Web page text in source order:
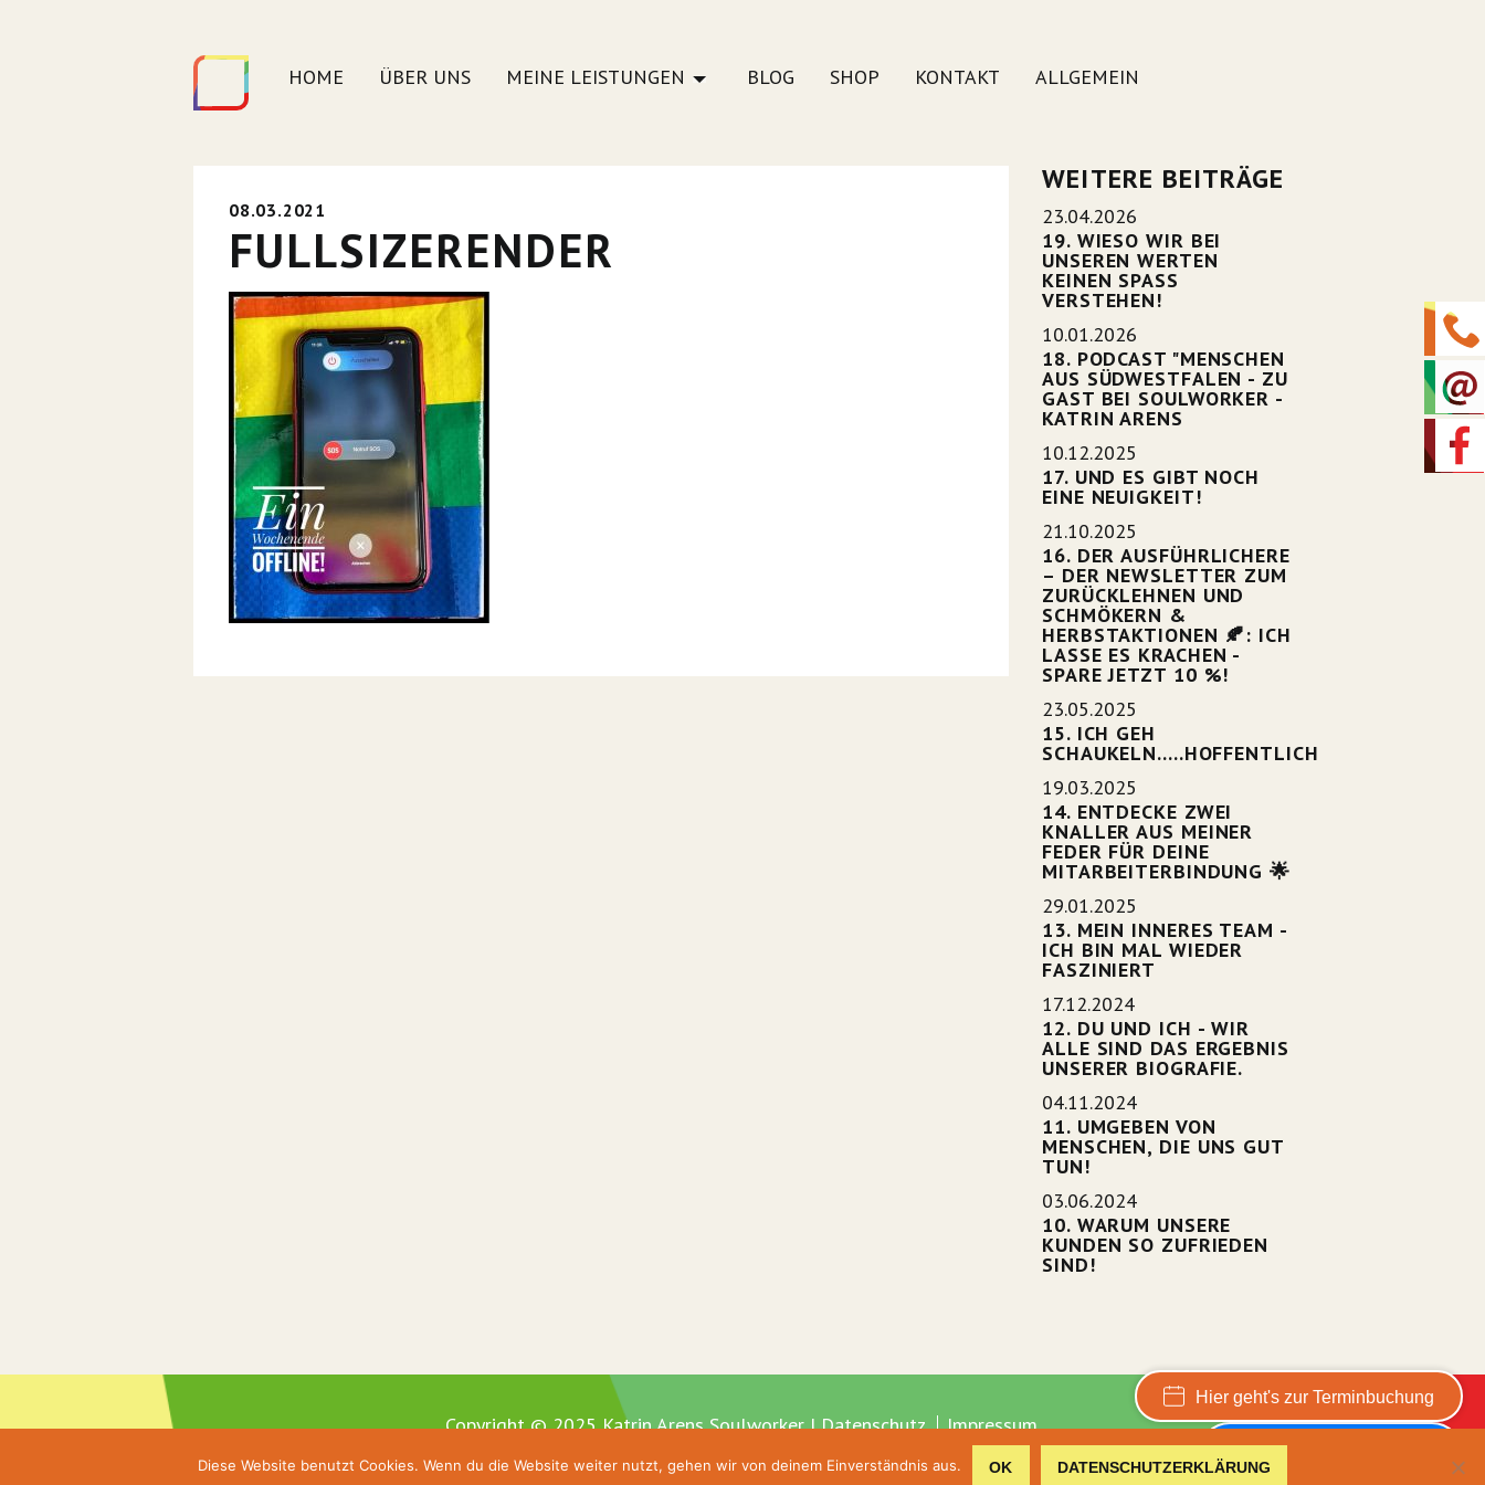
HOME ÜBER UNS MEINE LEISTUNGEN BLOG SHOP KONTAKT ALLGEMEIN
08.03.2021
FULLSIZERENDER
WEITERE BEITRÄGE
23.04.2026
19. WIESO WIR BEI
UNSEREN WERTEN
KEINEN SPASS
VERSTEHEN!
10.01.2026
18. PODCAST "MENSCHEN
AUS SÜDWESTFALEN - ZU
GAST BEI SOULWORKER -
KATRIN ARENS
10.12.2025
17. UND ES GIBT NOCH
EINE NEUIGKEIT!
21.10.2025
16. DER AUSFÜHRLICHERE
– DER NEWSLETTER ZUM
ZURÜCKLEHNEN UND
SCHMÖKERN &
HERBSTAKTIONEN 🍂: ICH
LASSE ES KRACHEN -
SPARE JETZT 10 %!
23.05.2025
15. ICH GEH
SCHAUKELN.....HOFFENTLICH
19.03.2025
14. ENTDECKE ZWEI
KNALLER AUS MEINER
FEDER FÜR DEINE
MITARBEITERBINDUNG 🌟
29.01.2025
13. MEIN INNERES TEAM -
ICH BIN MAL WIEDER
FASZINIERT
17.12.2024
12. DU UND ICH - WIR
ALLE SIND DAS ERGEBNIS
UNSERER BIOGRAFIE.
04.11.2024
11. UMGEBEN VON
MENSCHEN, DIE UNS GUT
TUN!
03.06.2024
10. WARUM UNSERE
KUNDEN SO ZUFRIEDEN
SIND!
Copyright © 2025 Katrin Arens Soulworker |Datenschutz Impressum
Hier geht's zur Terminbuchung
Diese Website benutzt Cookies. Wenn du die Website weiter nutzt, gehen wir von deinem Einverständnis aus. OK DATENSCHUTZERKLÄRUNG